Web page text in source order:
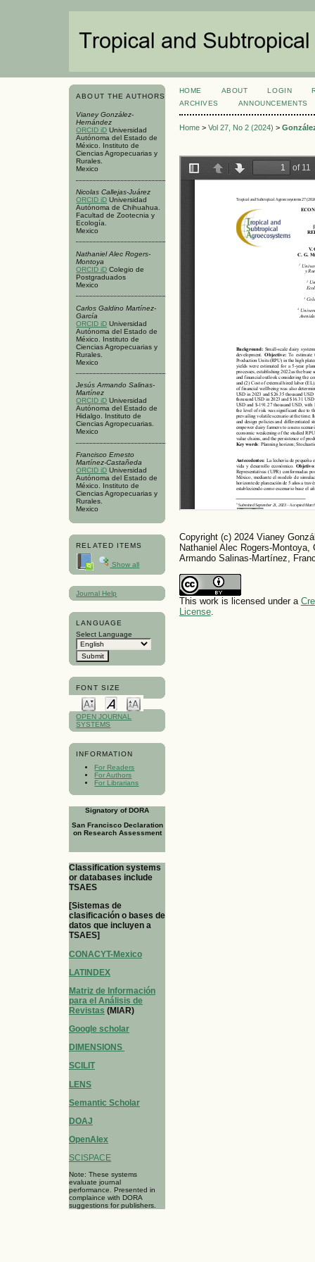
ABOUT THE AUTHORS
Vianey González-
Hernández
ORCID iD Universidad
Autónoma del Estado de
México. Instituto de
Ciencias Agropecuarias y
Rurales.
Mexico
Nicolas Callejas-Juárez
ORCID iD Universidad
Autónoma de Chihuahua.
Facultad de Zootecnia y
Ecología.
Mexico
Nathaniel Alec Rogers-
Montoya
ORCID iD Colegio de
Postgraduados
Mexico
Carlos Galdino Martínez-
García
ORCID iD Universidad
Autónoma del Estado de
México. Instituto de
Ciencias Agropecuarias y
Rurales.
Mexico
Jesús Armando Salinas-
Martínez
ORCID iD Universidad
Autónoma del Estado de
Hidalgo. Instituto de
Ciencias Agropecuarias.
Mexico
Francisco Ernesto
Martínez-Castañeda
ORCID iD Universidad
Autónoma del Estado de
México. Instituto de
Ciencias Agropecuarias y
Rurales.
Mexico
RELATED ITEMS
Show all
Journal Help
LANGUAGE
Select Language
FONT SIZE
OPEN JOURNAL
SYSTEMS
INFORMATION
For Readers
For Authors
For Librarians
Signatory of DORA
San Francisco Declaration
on Research Assessment
Classification systems
or databases include
TSAES
[Sistemas de
clasificación o bases de
datos que incluyen a
TSAES]
CONACYT-Mexico
LATINDEX
Matriz de Información
para el Análisis de
Revistas (MIAR)
Google scholar
DIMENSIONS
SCILIT
LENS
Semantic Scholar
DOAJ
OpenAlex
SCISPACE
Note: These systems
evaluate journal
performance. Presented in
complaince with DORA
suggestions for publishers.
HOME ABOUT LOGIN
ARCHIVES
ANNOUNCEMENTS
Home> Vol 27, No 2 (2024) >
Copyright (c) 2024 Vianey
Nathaniel Alec Rogers-
Armando Salinas-Martínez,
This work is licensed under a
License.